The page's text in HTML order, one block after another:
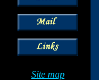
Site map